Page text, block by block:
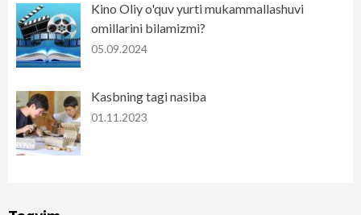
Kino Oliy o'quv yurti mukammallashuvi
omillarini bilamizmi?
05.09.2024
Kasbning tagi nasiba
01.11.2023